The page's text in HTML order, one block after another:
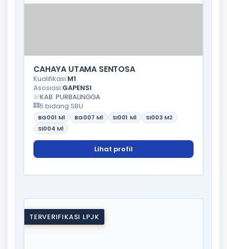
CAHAYA UTAMA SENTOSA
Kualifikasi:M1
Asosiasi:GAPENSI
KAB. PURBALINGGA
5 bidang SBU
BG001 M1 BG007 M1 SI001 M1 SI003 M2
SI004 M1
Lihat profil
TERVERIFIKASI LPJK